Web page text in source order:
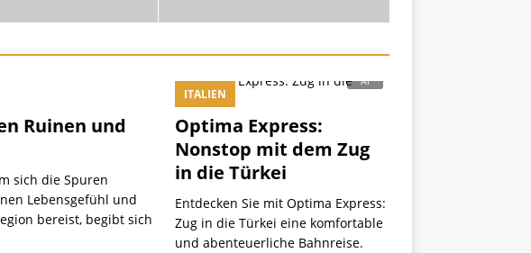
Ruinen und
sich die Spuren
Lebensgefühl und
bereist, begibt sich
Optima Express:
Nonstop mit dem Zug
in die Türkei
ITALIEN
Entdecken Sie mit Optima Express:
Zug in die Türkei eine komfortable
und abenteuerliche Bahnreise.